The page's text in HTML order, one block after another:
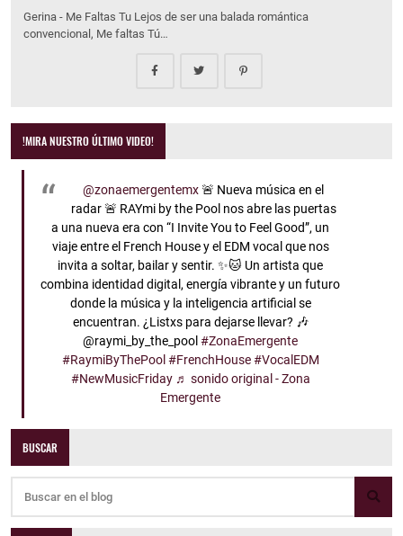
Gerina - Me Faltas Tu Lejos de ser una balada romántica
convencional, Me faltas Tú…
!MIRA NUESTRO ÚLTIMO VIDEO!
@zonaemergentemx🚨 Nueva música en el
radar 🚨 RAYmi by the Pool nos abre las puertas
a una nueva era con “I Invite You to Feel Good”, un
viaje entre el French House y el EDM vocal que nos
invita a soltar, bailar y sentir. ✨🐱 Un artista que
combina identidad digital, energía vibrante y un futuro
donde la música y la inteligencia artificial se
encuentran. ¿Listxs para dejarse llevar? 🎶
@raymi_by_the_pool#ZonaEmergente
#RaymiByThePool #FrenchHouse #VocalEDM
#NewMusicFriday ♬ sonido original - Zona
Emergente
BUSCAR